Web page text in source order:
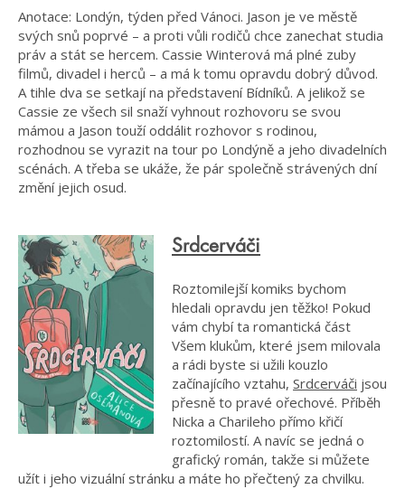
Anotace: Londýn, týden před Vánoci. Jason je ve městě
svých snů poprvé – a proti vůli rodičů chce zanechat studia
práv a stát se hercem. Cassie Winterová má plné zuby
filmů, divadel i herců – a má k tomu opravdu dobrý důvod.
A tihle dva se setkají na představení Bídníků. A jelikož se
Cassie ze všech sil snaží vyhnout rozhovoru se svou
mámou a Jason touží oddálit rozhovor s rodinou,
rozhodnou se vyrazit na tour po Londýně a jeho divadelních
scénách. A třeba se ukáže, že pár společně strávených dní
změní jejich osud.
Srdcerváči
Roztomilejší komiks bychom
hledali opravdu jen těžko! Pokud
vám chybí ta romantická část
Všem klukům, které jsem milovala
a rádi byste si užili kouzlo
začínajícího vztahu, Srdcerváči jsou
přesně to pravé ořechové. Příběh
Nicka a Charileho přímo křičí
roztomilostí. A navíc se jedná o
grafický román, takže si můžete
užít i jeho vizuální stránku a máte ho přečtený za chvilku.